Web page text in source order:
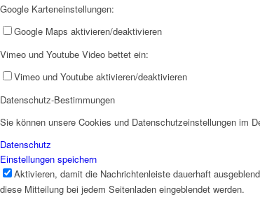
Links
Google Karteneinstellungen:
Google Maps aktivieren/deaktivieren
Vimeo und Youtube Video bettet ein:
Vimeo und Youtube aktivieren/deaktivieren
Datenschutz-Bestimmungen
Sie können unsere Cookies und Datenschutzeinstellungen im
Datenschutz
Einstellungen speichern
Aktivieren, damit die Nachrichtenleiste dauerhaft
diese Mitteilung bei jedem Seitenladen eingeblendet werden.